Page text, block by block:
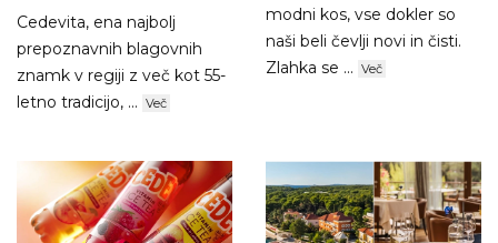
Cedevita, ena najbolj
prepoznavnih blagovnih
znamk v regiji z več kot 55-
letno tradicijo, ... Več
modni kos, vse dokler so
naši beli čevlji novi in čisti.
Zlahka se ... Več